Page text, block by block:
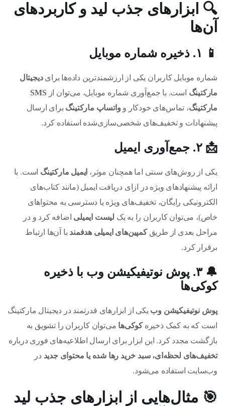
🔍 ابزارهای جذب لید و کاربردهای
آن‌ها
📱 ۱. ذخیره شماره موبایل
شماره موبایل کاربران یکی از ارزشمندترین داده‌ها برایدیجیتال
مارکتینگ است. با جمع‌آوری شماره موبایل، می‌توان ازSMS
مارکتینگ، تماس‌های خودکار و واتساپ مارکتینگ برای ارسال
پیشنهادات و تخفیف‌های شخصی‌سازی‌شده استفاده کرد.
📩 ۲. جمع‌آوری ایمیل
یکی از روش‌های سنتی اما همچنان موثر، ایمیل مارکتینگ است. با
ارائه پیشنهاد‌های ویژه در ازای دریافت ایمیل (مانند کتاب‌های
الکترونیکی رایگان، تخفیف‌های ویژه یا دسترسی به محتواهای
خاص)، می‌توان کاربران را به یک لیست ایمیلی اضافه کرد و در
مراحل بعدی از طریقکمپین‌های ایمیلی هدفمند با آن‌ها ارتباط
برقرار کرد.
🔔 ۳. پوش نوتیفیکیشن وب با ذخیره
کوکی‌ها
پوش نوتیفیکیشن وب یکی از ابزارهای قدرتمند در دیجیتال مارکتینگ
است که به کمک ذخیرهکوکی‌ها می‌توان کاربران را تشویق به
بازگشت مجدد کرد. این ابزار برای ارسال اطلاعیه‌های فوری درباره
تخفیف‌های لحظه‌ای، سبد خرید رها شده یا محتوای جدید در
وب‌سایت استفاده می‌شود.
🎯 مثال‌هایی از ابزارهای جذب لید